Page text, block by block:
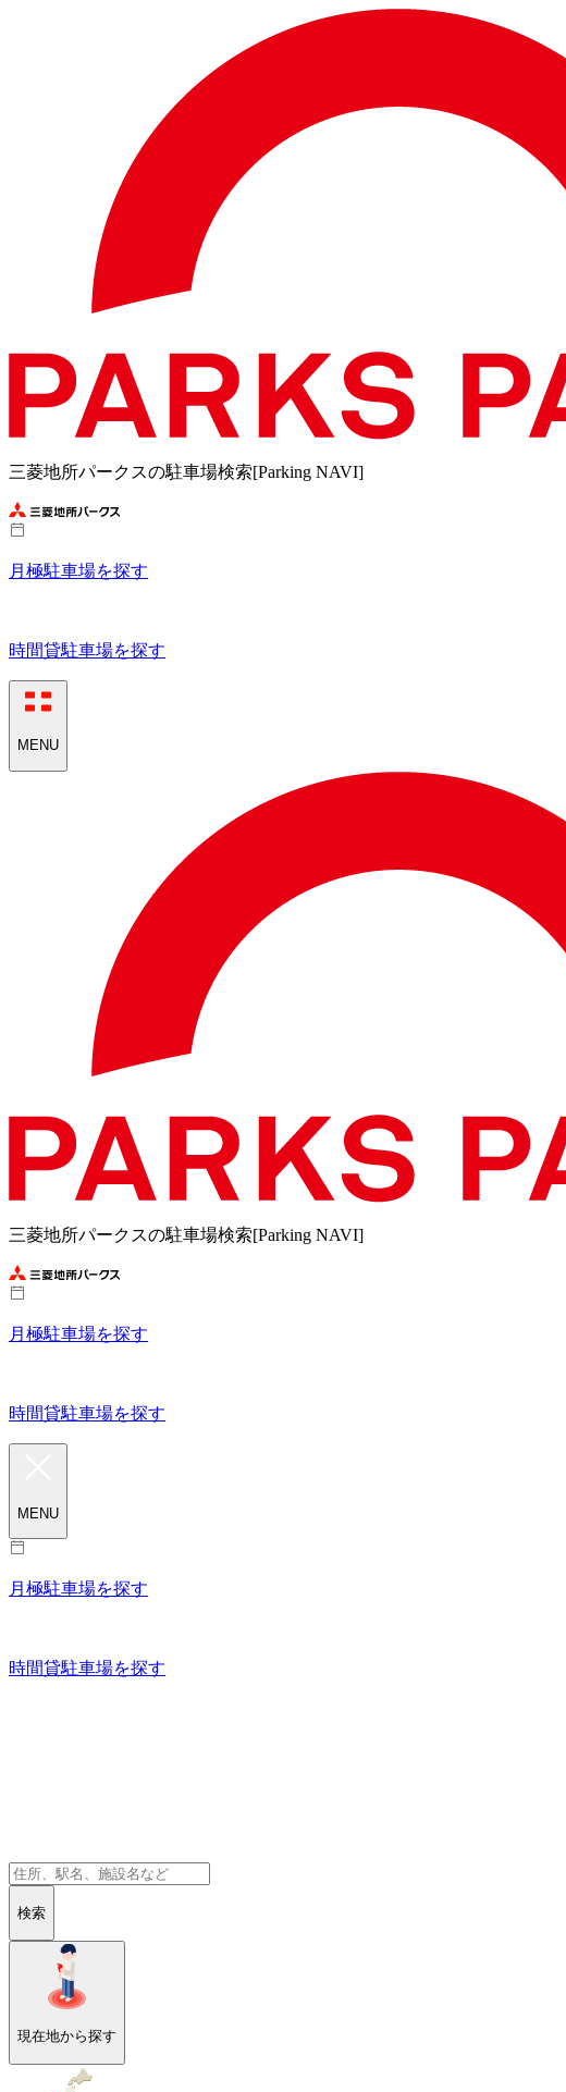
三菱地所パークスの駐車場検索[Parking NAVI]
月極駐車場を探す
時間貸駐車場を探す
MENU
三菱地所パークスの駐車場検索[Parking NAVI]
月極駐車場を探す
時間貸駐車場を探す
MENU
月極駐車場を探す
時間貸駐車場を探す
検索
現在地から探す